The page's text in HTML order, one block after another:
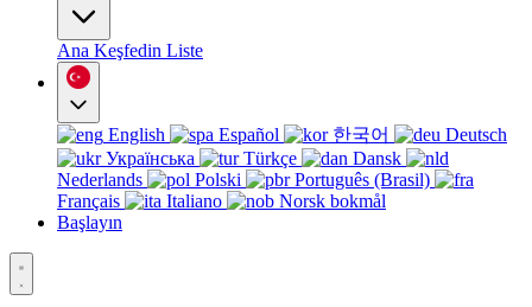
Ana Keşfedin Liste
English Español 한국어
Deutsch
Українська
Türkçe
Dansk
Nederlands
Polski
Português (Brasil)
Français
Italiano
Norsk bokmål
Başlayın